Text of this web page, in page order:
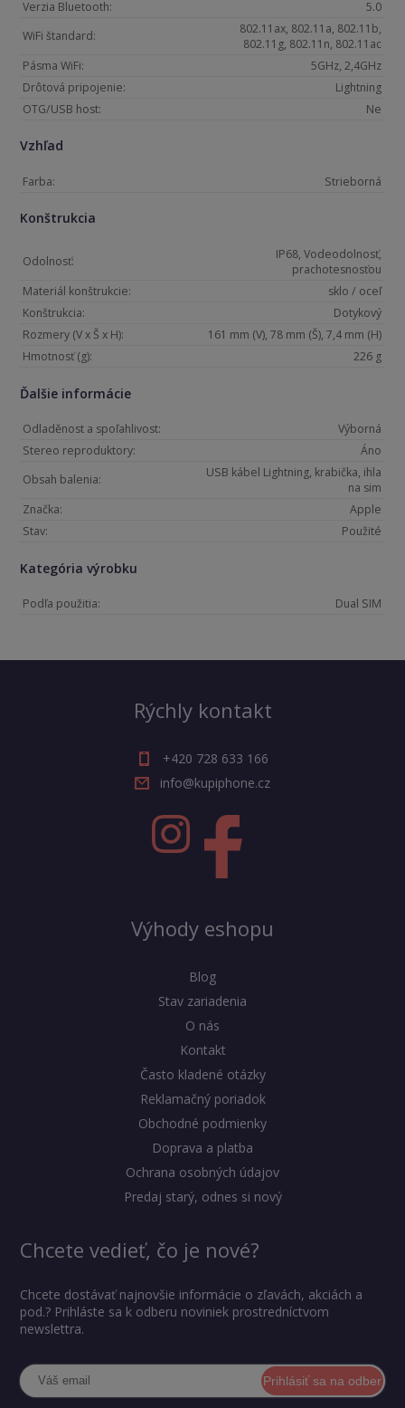
Verzia Bluetooth:
5.0
WiFi štandard:
802.11ax, 802.11a, 802.11b,
802.11g, 802.11n, 802.11ac
Pásma WiFi:
5GHz, 2,4GHz
Drôtová pripojenie:
Lightning
OTG/USB host:
Ne
Vzhľad
Farba: Strieborná
Konštrukcia
Odolnosť:
IP68, Vodeodolnosť,
prachotesnosťou
Materiál konštrukcie:
sklo / oceľ
Konštrukcia:
Dotykový
Rozmery (V x Š x H):
161 mm (V), 78 mm (Š), 7,4 mm (H)
Hmotnosť (g):
226 g
Ďalšie informácie
Odladěnost a spoľahlivost:
Výborná
Stereo reproduktory:
Áno
Obsah balenia:
USB kábel Lightning, krabička, ihla
na sim
Značka:
Apple
Stav:
Použité
Kategória výrobku
Podľa použitia: Dual SIM
Rýchly kontakt
+420 728 633 166
info@kupiphone.cz
Výhody eshopu
Blog
Stav zariadenia
O nás
Kontakt
Často kladené otázky
Reklamačný poriadok
Obchodné podmienky
Doprava a platba
Ochrana osobných údajov
Predaj starý, odnes si nový
Chcete vedieť, čo je nové?
Chcete dostávať najnovšie informácie o zľavách, akciách a
pod.? Prihláste sa k odberu noviniek prostredníctvom
newslettra.
Prihlásiť sa na odber